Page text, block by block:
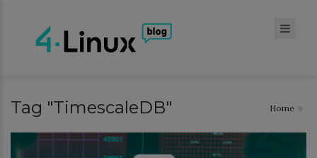
Tag "TimescaleDB" Home